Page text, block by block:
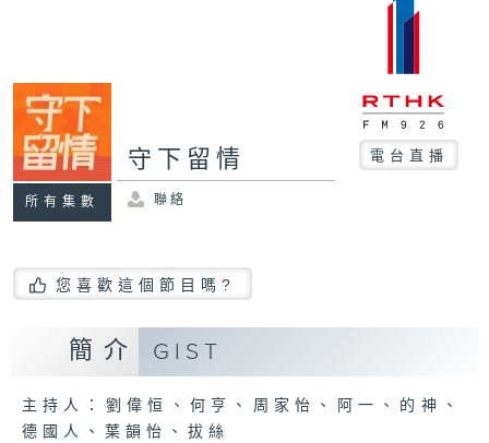
所有集數
守下留情 電台直播
聯絡
您喜歡這個節目嗎?
簡介 GIST
主持人：劉偉恒、何亨、周家怡、阿一、的神、
德國人、葉韻怡、拔絲